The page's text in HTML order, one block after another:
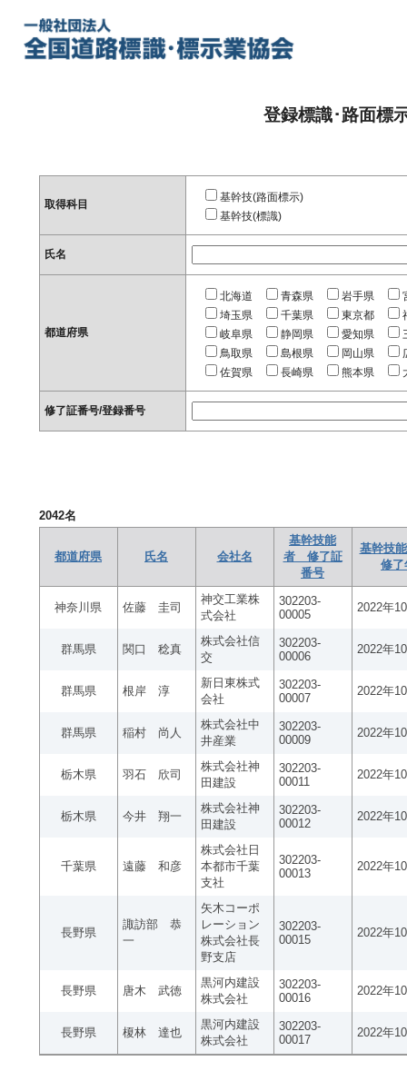
登録標識･路面標
取得科目
基幹技(路面標示)
基幹技(標識)
氏名
都道府県
北海道 青森県 岩手県
埼玉県
千葉県 東京都
岐阜県
静岡県 愛知県
鳥取県
島根県 岡山県
佐賀県
長崎県 熊本県
修了証番号/登録番号
2042名
都道府県 氏名 会社名
基幹技能
者 修了証
番号
基幹技
修了
神奈川県 佐藤 圭司
神交工業株
式会社
302203-
00005
2022年
群馬県 関口 稔真
株式会社信
交
302203-
00006
2022年
群馬県 根岸 淳
新日東株式
会社
302203-
00007
2022年
群馬県 稲村 尚人
株式会社中
井産業
302203-
00009
2022年
栃木県 羽石 欣司
株式会社神
田建設
302203-
00011
2022年
栃木県 今井 翔一
株式会社神
田建設
302203-
00012
2022年
千葉県 遠藤 和彦
株式会社日
本都市千葉
支社
302203-
00013
2022年
長野県
諏訪部 恭
一
矢木コーポ
レーション
株式会社長
野支店
302203-
00015
2022年
長野県 唐木 武徳
黒河内建設
株式会社
302203-
00016
2022年
長野県 榎林 達也
黒河内建設
株式会社
302203-
00017
2022年